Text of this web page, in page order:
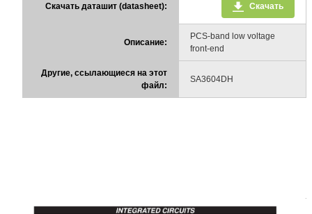
Скачать даташит (datasheet): Скачать
Описание:
PCS-band low voltage
front-end
Другие, ссылающиеся на этот
файл:
SA3604DH